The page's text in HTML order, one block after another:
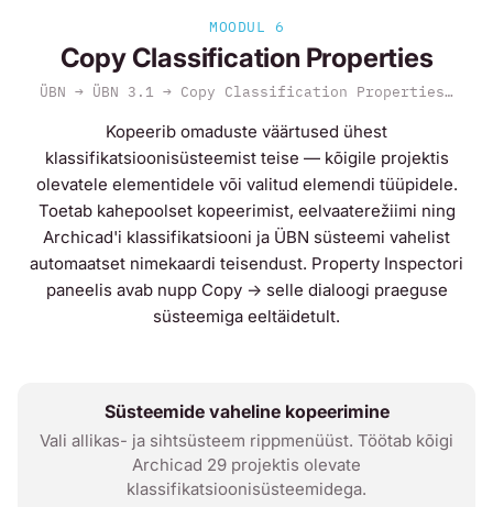
MOODUL 6
Copy Classification Properties
ÜBN → ÜBN 3.1 → Copy Classification Properties…
Kopeerib omaduste väärtused ühest
klassifikatsioonisüsteemist teise — kõigile projektis
olevatele elementidele või valitud elemendi tüüpidele.
Toetab kahepoolset kopeerimist, eelvaaterežiimi ning
Archicad'i klassifikatsiooni ja ÜBN süsteemi vahelist
automaatset nimekaardi teisendust. Property Inspectori
paneelis avab nupp Copy → selle dialoogi praeguse
süsteemiga eeltäidetult.
Süsteemide vaheline kopeerimine
Vali allikas- ja sihtsüsteem rippmenüüst. Töötab kõigi
Archicad 29 projektis olevate
klassifikatsioonisüsteemidega.